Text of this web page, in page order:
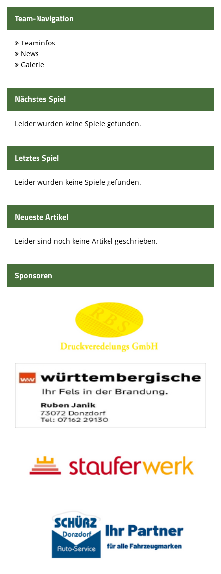
Kontaktformular
Team-Navigation
Teaminfos
News
Galerie
Nächstes Spiel
Leider wurden keine Spiele gefunden.
Letztes Spiel
Leider wurden keine Spiele gefunden.
Neueste Artikel
Leider sind noch keine Artikel geschrieben.
Sponsoren